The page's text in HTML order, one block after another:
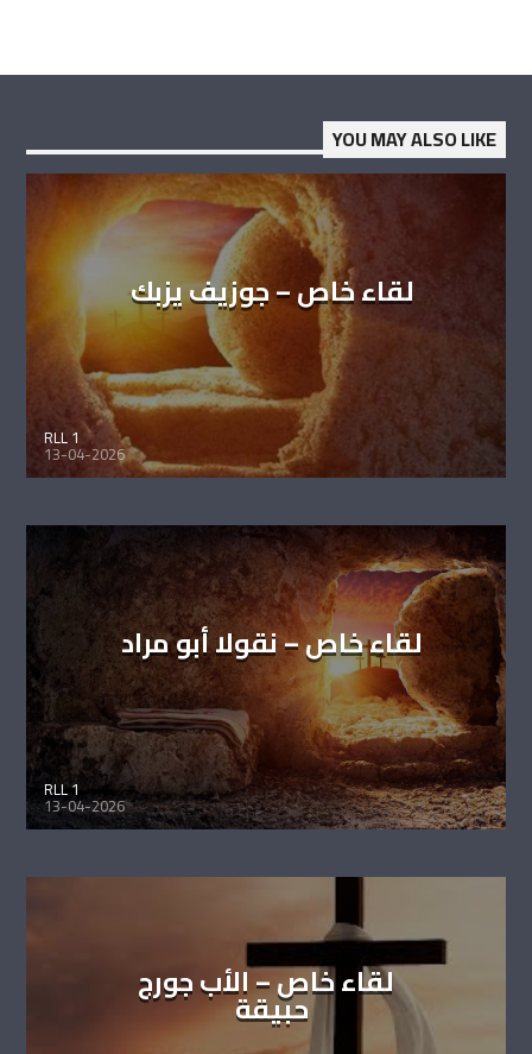
YOU MAY ALSO LIKE
لقاء خاص – جوزيف يزبك
RLL 1
13-04-2026
لقاء خاص – نقولا أبو مراد
RLL 1
13-04-2026
لقاء خاص – الأب جورج
حبيقة